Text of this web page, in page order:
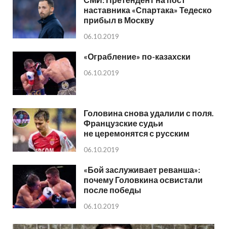
наставника «Спартака» Тедеско
прибыл в Москву
06.10.2019
«Ограбление» по-казахски
06.10.2019
Головина снова удалили с поля.
Французские судьи
не церемонятся с русским
06.10.2019
«Бой заслуживает реванша»:
почему Головкина освистали
после победы
06.10.2019